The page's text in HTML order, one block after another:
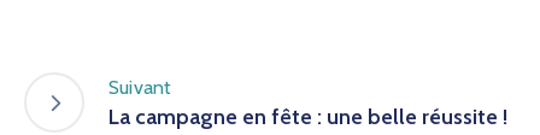
Suivant
La campagne en fête : une belle réussite !